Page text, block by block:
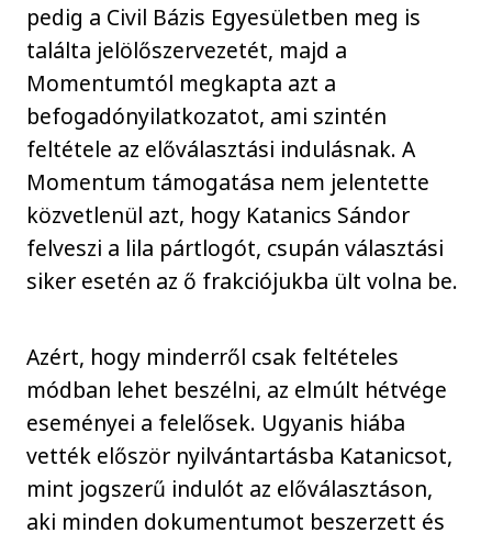
pedig a Civil Bázis Egyesületben meg is
találta jelölőszervezetét, majd a
Momentumtól megkapta azt a
befogadónyilatkozatot, ami szintén
feltétele az előválasztási indulásnak. A
Momentum támogatása nem jelentette
közvetlenül azt, hogy Katanics Sándor
felveszi a lila pártlogót, csupán választási
siker esetén az ő frakciójukba ült volna be.
Azért, hogy minderről csak feltételes
módban lehet beszélni, az elmúlt hétvége
eseményei a felelősek. Ugyanis hiába
vették először nyilvántartásba Katanicsot,
mint jogszerű indulót az előválasztáson,
aki minden dokumentumot beszerzett és